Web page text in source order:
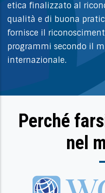
etica finalizzato al
qualità e di buona
fornisce il
programmi secondo il
internazionale.
Perché
nel